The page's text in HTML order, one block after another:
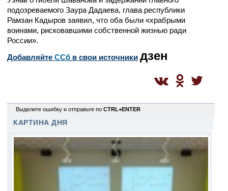
подозреваемого Заура Дадаева, глава республики
Рамзан Кадыров заявил, что оба были «храбрыми
воинами, рисковавшими собственной жизнью ради
России».
Добавляйте CСб в свои источники дзен
Выделите ошибку и отправьте по CTRL+ENTER
КАРТИНА ДНЯ